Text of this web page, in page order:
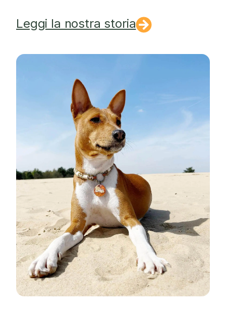
Leggi la nostra storia